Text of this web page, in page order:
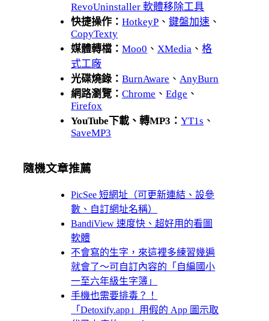
RevoUninstaller 軟體移除工具
快捷操作：HotkeyP 、鍵盤加速 、
CopyTexty
媒體轉檔：Moo0 、 XMedia 、格
式工廠
光碟燒錄：BurnAware 、 AnyBurn
網路瀏覽：Chrome 、Edge 、
Firefox
YouTube下載、轉MP3：YT1s 、
SaveMP3
隨機文章推薦
PicSee 短網址（可更新連結、設參
數、自訂網址名稱）
BandiView 速度快、超好用的看圖
軟體
不會寫的生字，來這裡多練習幾遍
就會了～可自訂內容的「自編國小
一至六年級生字簿」
手機也需要排毒？！
「Detoxify.app」用假的 App 圖示取